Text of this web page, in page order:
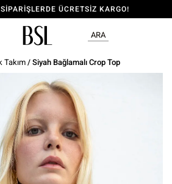
ÜCRETSİZ KARGO!
ARA
Takım/ Siyah Bağlamalı Crop Top